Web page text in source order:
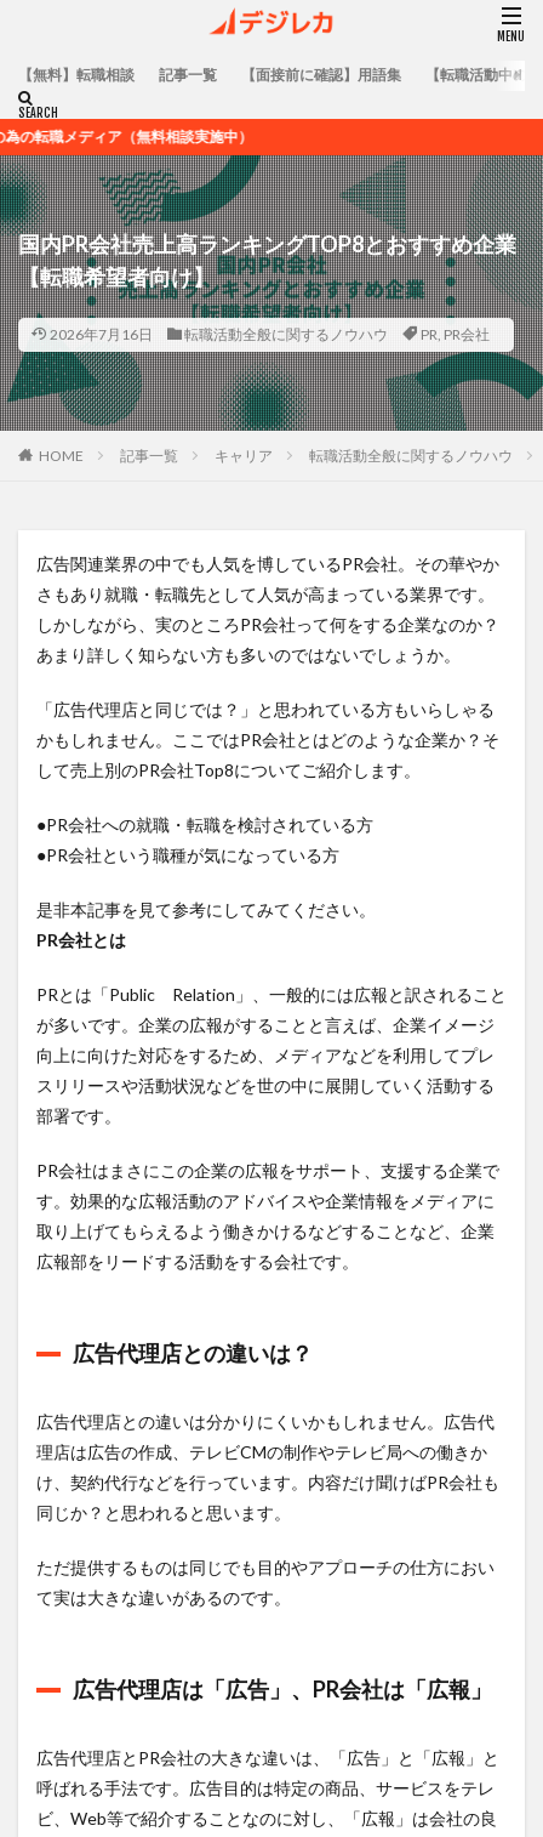
【無料】転職相談 記事一覧 【面接前に確認】用語集 【転職活動中の
（無料相談実施中）
国内PR会社売上高ランキングTOP8とおすすめ企業
【転職希望者向け】
2026年7月16日 転職活動全般に関するノウハウ PR, PR会社
HOME 記事一覧 キャリア 転職活動全般に関するノウハウ
広告関連業界の中でも人気を博しているPR会社。その華やか
さもあり就職・転職先として人気が高まっている業界です。
しかしながら、実のところPR会社って何をする企業なのか？
あまり詳しく知らない方も多いのではないでしょうか。
「広告代理店と同じでは？」と思われている方もいらしゃる
かもしれません。ここではPR会社とはどのような企業か？そ
して売上別のPR会社Top8についてご紹介します。
●PR会社への就職・転職を検討されている方
●PR会社という職種が気になっている方
是非本記事を見て参考にしてみてください。
PR会社とは
PRとは「Public Relation」、一般的には広報と訳されること
が多いです。企業の広報がすることと言えば、企業イメージ
向上に向けた対応をするため、メディアなどを利用してプレ
スリリースや活動状況などを世の中に展開していく活動する
部署です。
PR会社はまさにこの企業の広報をサポート、支援する企業で
す。効果的な広報活動のアドバイスや企業情報をメディアに
取り上げてもらえるよう働きかけるなどすることなど、企業
広報部をリードする活動をする会社です。
広告代理店との違いは？
広告代理店との違いは分かりにくいかもしれません。広告代
理店は広告の作成、テレビCMの制作やテレビ局への働きか
け、契約代行などを行っています。内容だけ聞けばPR会社も
同じか？と思われると思います。
ただ提供するものは同じでも目的やアプローチの仕方におい
て実は大きな違いがあるのです。
広告代理店は「広告」、PR会社は「広報」
広告代理店とPR会社の大きな違いは、「広告」と「広報」と
呼ばれる手法です。広告目的は特定の商品、サービスをテレ
ビ、Web等で紹介することなのに対し、「広報」は会社の良